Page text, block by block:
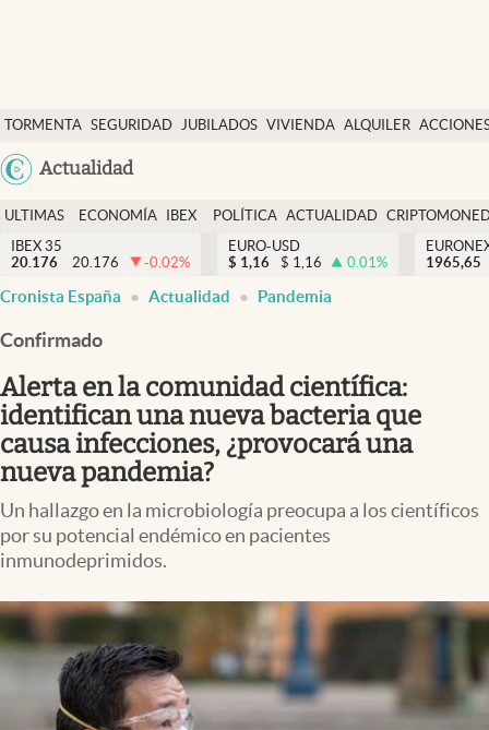
TORMENTA SEGURIDAD JUBILADOS VIVIENDA ALQUILER
USA
Actualidad
Economía y finanzas
Política
Actualidad
Criptomonedas
España
ULTIMAS
NOTICIAS
ECONOMÍA
FINANZAS
IBEX
EURO
POLÍTICA ACTUALIDAD
IBEX 35
20.176
20.176 -0.02%
EURO-USD
$ 1,16 $ 1,16 0.01%
1965,65
Cronista España Actualidad Pandemia
Confirmado
Alerta en la comunidad científica:
identifican una nueva bacteria que
causa infecciones, ¿provocará una
nueva pandemia?
Un hallazgo en la microbiología preocupa a los científicos
por su potencial endémico en pacientes
inmunodeprimidos.